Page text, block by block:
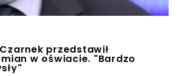
poglądy stają się oparciem
zmian w systemie oświaty. Czego
przedstawił
w oświacie. "Bardzo